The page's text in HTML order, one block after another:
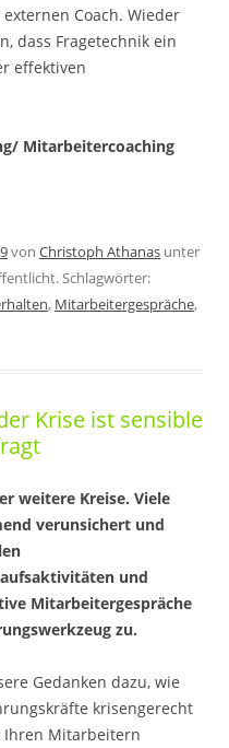
Coach. Wieder
dass Fragetechnik ein
effektiven
Mitarbeitercoaching
von Christoph Athanas unter
Schlagwörter:
, Mitarbeitergespräche,
Krise ist sensible
weitere Kreise. Viele
verunsichert und
und
Mitarbeitergespräche
zu.
Gedanken dazu, wie
krisengerecht
Ihren Mitarbeitern